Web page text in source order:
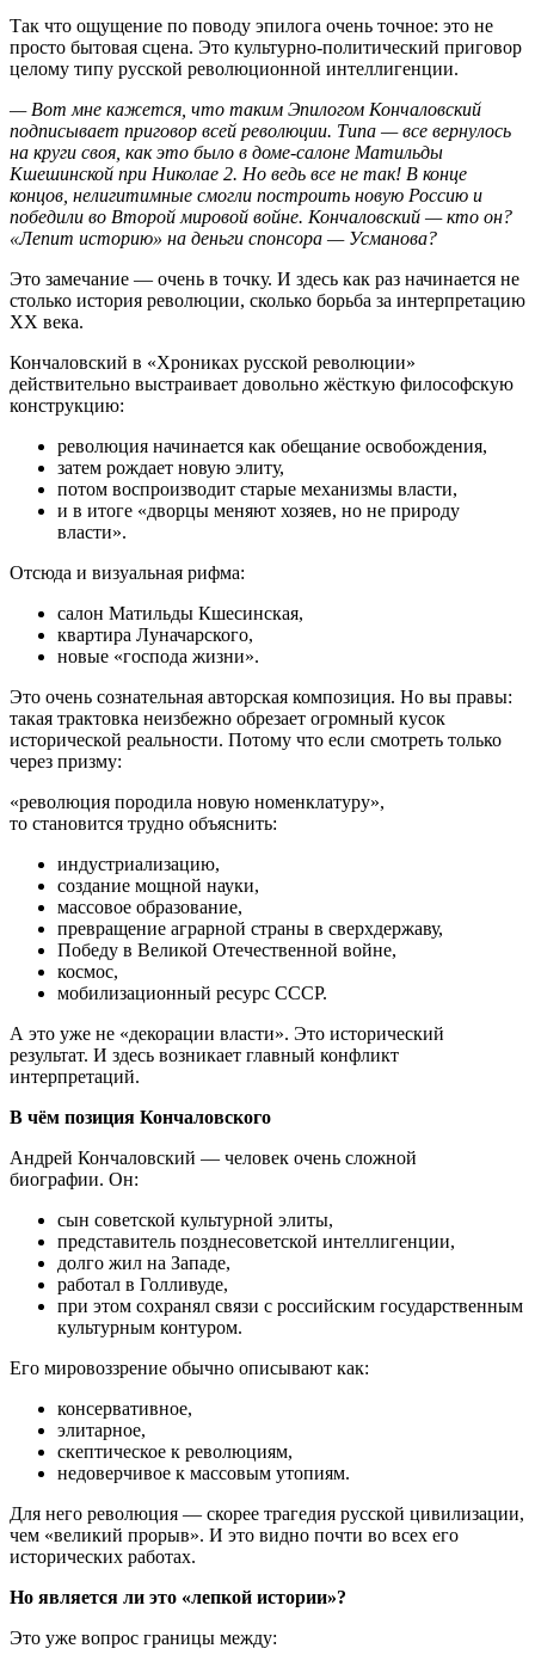
Так что ощущение по поводу эпилога очень точное: это не
просто бытовая сцена. Это культурно-политический приговор
целому типу русской революционной интеллигенции.
— Вот мне кажется, что таким Эпилогом Кончаловский
подписывает приговор всей революции. Типа — все вернулось
на круги своя, как это было в доме-салоне Матильды
Кшешинской при Николае 2. Но ведь все не так! В конце
концов, нелигитимные смогли построить новую Россию и
победили во Второй мировой войне. Кончаловский — кто он?
«Лепит историю» на деньги спонсора — Усманова?
Это замечание — очень в точку. И здесь как раз начинается не
столько история революции, сколько борьба за интерпретацию
XX века.
Кончаловский в «Хрониках русской революции»
действительно выстраивает довольно жёсткую философскую
конструкцию:
революция начинается как обещание освобождения,
затем рождает новую элиту,
потом воспроизводит старые механизмы власти,
и в итоге «дворцы меняют хозяев, но не природу
власти».
Отсюда и визуальная рифма:
салон Матильды Кшесинская,
квартира Луначарского,
новые «господа жизни».
Это очень сознательная авторская композиция. Но вы правы:
такая трактовка неизбежно обрезает огромный кусок
исторической реальности. Потому что если смотреть только
через призму:
«революция породила новую номенклатуру»,
то становится трудно объяснить:
индустриализацию,
создание мощной науки,
массовое образование,
превращение аграрной страны в сверхдержаву,
Победу в Великой Отечественной войне,
космос,
мобилизационный ресурс СССР.
А это уже не «декорации власти». Это исторический
результат. И здесь возникает главный конфликт
интерпретаций.
В чём позиция Кончаловского
Андрей Кончаловский — человек очень сложной
биографии. Он:
сын советской культурной элиты,
представитель позднесоветской интеллигенции,
долго жил на Западе,
работал в Голливуде,
при этом сохранял связи с российским государственным
культурным контуром.
Его мировоззрение обычно описывают как:
консервативное,
элитарное,
скептическое к революциям,
недоверчивое к массовым утопиям.
Для него революция — скорее трагедия русской цивилизации,
чем «великий прорыв». И это видно почти во всех его
исторических работах.
Но является ли это «лепкой истории»?
Это уже вопрос границы между: